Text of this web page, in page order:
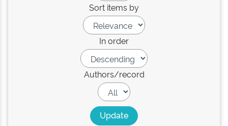
Sort items by
In order
Authors/record